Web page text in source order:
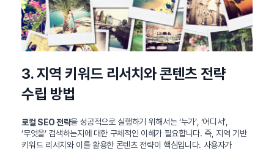
3. 지역 키워드 리서치와 콘텐츠 전략
수립 방법
로컬 SEO 전략을 성공적으로 실행하기 위해서는 ‘누가’, ‘어디서’,
‘무엇을’ 검색하는지에 대한 구체적인 이해가 필요합니다. 즉, 지역 기반
키워드 리서치와 이를 활용한 콘텐츠 전략이 핵심입니다. 사용자가